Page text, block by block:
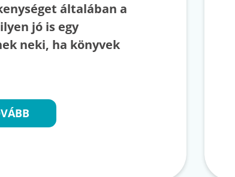
általában a
jó is egy
neki, ha könyvek